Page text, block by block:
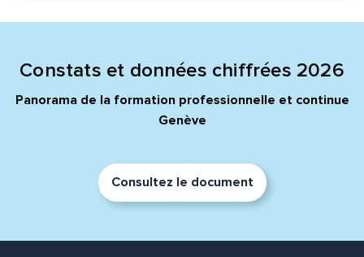
Constats et données chiffrées 2026
Panorama de la formation professionnelle et continue
Genève
Consultez le document